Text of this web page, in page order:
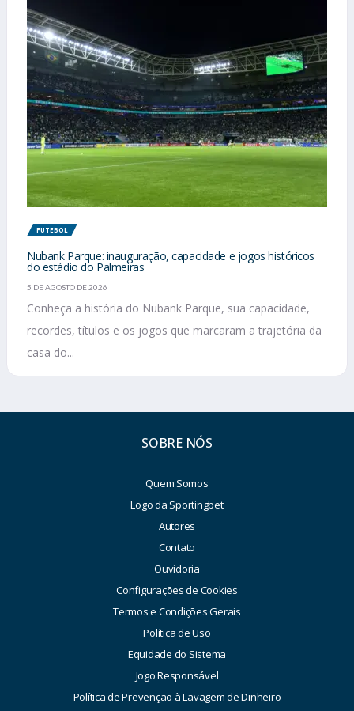
FUTEBOL
Nubank Parque: inauguração, capacidade e jogos históricos
do estádio do Palmeiras
5 DE AGOSTO DE 2026
Conheça a história do Nubank Parque, sua capacidade,
recordes, títulos e os jogos que marcaram a trajetória da
casa do...
SOBRE NÓS
Quem Somos
Logo da Sportingbet
Autores
Contato
Ouvidoria
Configurações de Cookies
Termos e Condições Gerais
Política de Uso
Equidade do Sistema
Jogo Responsável
Política de Prevenção à Lavagem de Dinheiro